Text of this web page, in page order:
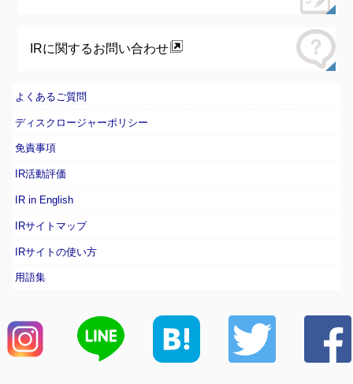
IRに関するお問い合わせ
よくあるご質問
ディスクロージャーポリシー
免責事項
IR活動評価
IR in English
IRサイトマップ
IRサイトの使い方
用語集